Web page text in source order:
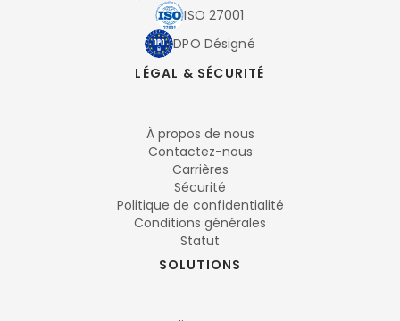
ISO 27001
DPO Désigné
LÉGAL & SÉCURITÉ
À propos de nous
Contactez-nous
Carrières
Sécurité
Politique de confidentialité
Conditions générales
Statut
SOLUTIONS